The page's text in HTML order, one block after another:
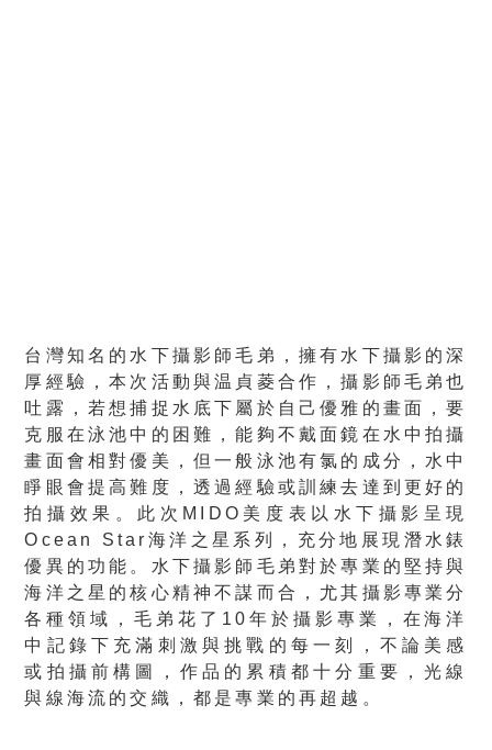
台灣知名的水下攝影師毛弟，擁有水下攝影的深
厚經驗，本次活動與温貞菱合作，攝影師毛弟也
吐露，若想捕捉水底下屬於自己優雅的畫面，要
克服在泳池中的困難，能夠不戴面鏡在水中拍攝
畫面會相對優美，但一般泳池有氯的成分，水中
睜眼會提高難度，透過經驗或訓練去達到更好的
拍攝效果。此次MIDO美度表以水下攝影呈現
Ocean Star海洋之星系列，充分地展現潛水錶
優異的功能。水下攝影師毛弟對於專業的堅持與
海洋之星的核心精神不謀而合，尤其攝影專業分
各種領域，毛弟花了10年於攝影專業，在海洋
中記錄下充滿刺激與挑戰的每一刻，不論美感
或拍攝前構圖，作品的累積都十分重要，光線
與線海流的交織，都是專業的再超越。